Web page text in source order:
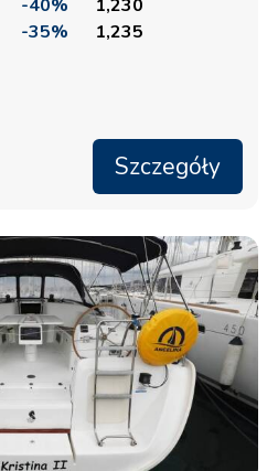
-40%
1,230
-35% 1,235
Szczegóły